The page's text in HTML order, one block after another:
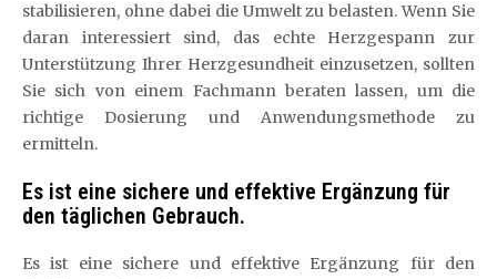
stabilisieren, ohne dabei die Umwelt zu belasten. Wenn Sie
daran interessiert sind, das echte Herzgespann zur
Unterstützung Ihrer Herzgesundheit einzusetzen, sollten
Sie sich von einem Fachmann beraten lassen, um die
richtige Dosierung und Anwendungsmethode zu
ermitteln.
Es ist eine sichere und effektive Ergänzung für
den täglichen Gebrauch.
Es ist eine sichere und effektive Ergänzung für den